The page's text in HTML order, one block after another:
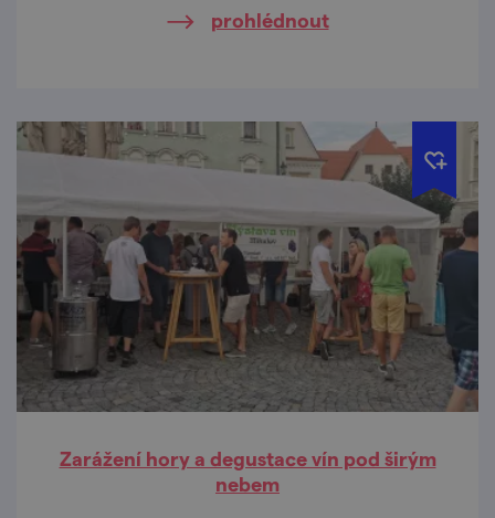
prohlédnout
Zarážení hory a degustace vín pod širým
nebem